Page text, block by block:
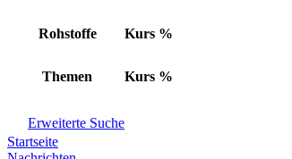
Rohstoffe Kurs %
Themen Kurs %
Erweiterte Suche
Startseite